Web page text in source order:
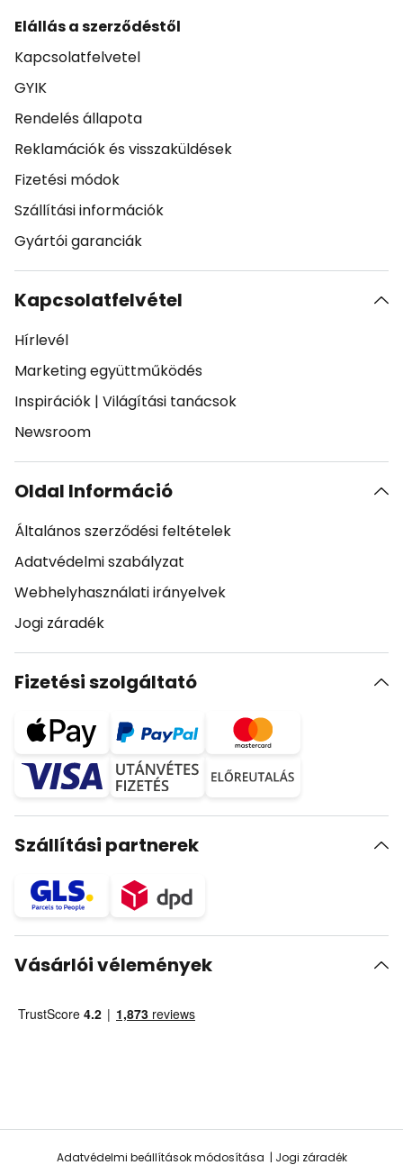
Elállás a szerződéstől
Kapcsolatfelvetel
GYIK
Rendelés állapota
Reklamációk és visszaküldések
Fizetési módok
Szállítási információk
Gyártói garanciák
Kapcsolatfelvétel
Hírlevél
Marketing együttműködés
Inspirációk | Világítási tanácsok
Newsroom
Oldal Információ
Általános szerződési feltételek
Adatvédelmi szabályzat
Webhelyhasználati irányelvek
Jogi záradék
Fizetési szolgáltató
Szállítási partnerek
Vásárlói vélemények
Adatvédelmi beállítások módosítása Jogi záradék